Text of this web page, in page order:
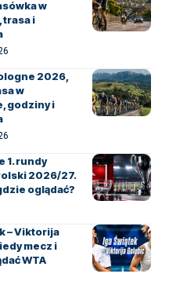
w
trasa i
2026,
w
godziny i
1. rundy
2026/27.
oglądać?
– Viktorija
mecz i
WTA